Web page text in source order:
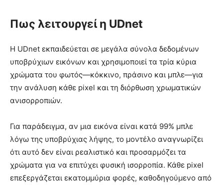
Πως λειτουργεί η UDnet
Η UDnet εκπαιδεύεται σε μεγάλα σύνολα δεδομένων
υποβρύχιων εικόνων και χρησιμοποιεί τα τρία κύρια
χρώματα του φωτός—κόκκινο, πράσινο και μπλε—για
την ανάλυση κάθε pixel και τη διόρθωση χρωματικών
ανισορροπιών.
Για παράδειγμα, αν μια εικόνα είναι κατά 99% μπλε
λόγω της υποβρύχιας λήψης, το μοντέλο αναγνωρίζει
ότι αυτό δεν είναι ρεαλιστικό και προσαρμόζει τα
χρώματα για να επιτύχει φυσική ισορροπία. Κάθε pixel
επεξεργάζεται εκατομμύρια φορές, καθοδηγούμενο από